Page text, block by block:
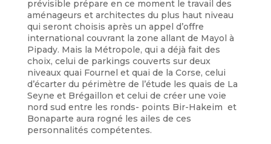
prévisible prépare en ce moment le travail des
aménageurs et architectes du plus haut niveau
qui seront choisis après un appel d’offre
international couvrant la zone allant de Mayol à
Pipady. Mais la Métropole, qui a déjà fait des
choix, celui de parkings couverts sur deux
niveaux quai Fournel et quai de la Corse, celui
d’écarter du périmètre de l’étude les quais de La
Seyne et Brégaillon et celui de créer une voie
nord sud entre les ronds- points Bir-Hakeim et
Bonaparte aura rogné les ailes de ces
personnalités compétentes.